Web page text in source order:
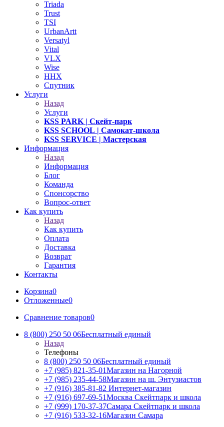
Triada
Trust
TSI
UrbanArtt
Versatyl
Vital
VLX
Wise
ННХ
Спутник
Услуги
Назад
Услуги
KSS PARK | Скейт-парк
KSS SCHOOL | Самокат-школа
KSS SERVICE | Мастерская
Информация
Назад
Информация
Блог
Команда
Спонсорство
Вопрос-ответ
Как купить
Назад
Как купить
Оплата
Доставка
Возврат
Гарантия
Контакты
Корзина0
Отложенные0
Сравнение товаров0
8 (800) 250 50 06Бесплатный единый
Назад
Телефоны
8 (800) 250 50 06Бесплатный единый
+7 (985) 821-35-01Магазин на Нагорной
+7 (985) 235-44-58Магазин на ш. Энтузиастов
+7 (916) 385-81-82 Интернет-магазин
+7 (916) 697-69-51Москва Скейтпарк и школа
+7 (999) 170-37-37Самара Скейтпарк и школа
+7 (916) 533-32-16Магазин Самара